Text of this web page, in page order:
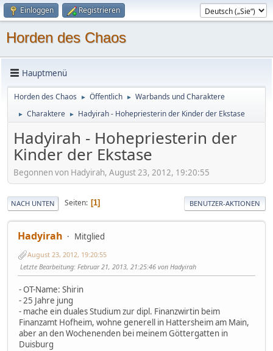
Einloggen Registrieren
Horden des Chaos
Hauptmenü
Horden des Chaos ► Öffentlich ► Warbands und Charaktere
► Charaktere ► Hadyirah - Hohepriesterin der Kinder der Ekstase
Hadyirah - Hohepriesterin der
Kinder der Ekstase
Begonnen von Hadyirah, August 23, 2012, 19:20:55
NACH UNTEN Seiten 1 BENUTZER-AKTIONEN
Hadyirah Mitglied
August 23, 2012, 19:20:55
Letzte Bearbeitung: Februar 21, 2013, 21:25:46 von Hadyirah
- OT-Name: Shirin
- 25 Jahre jung
- mache ein duales Studium zur dipl. Finanzwirtin beim
Finanzamt Hofheim, wohne generell in Hattersheim am Main,
aber an den Wochenenden bei meinem Göttergatten in
Duisburg